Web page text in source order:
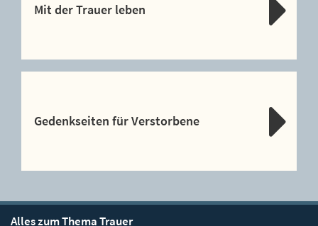
Mit der Trauer leben
Gedenkseiten für Verstorbene
Alles zum Thema Trauer